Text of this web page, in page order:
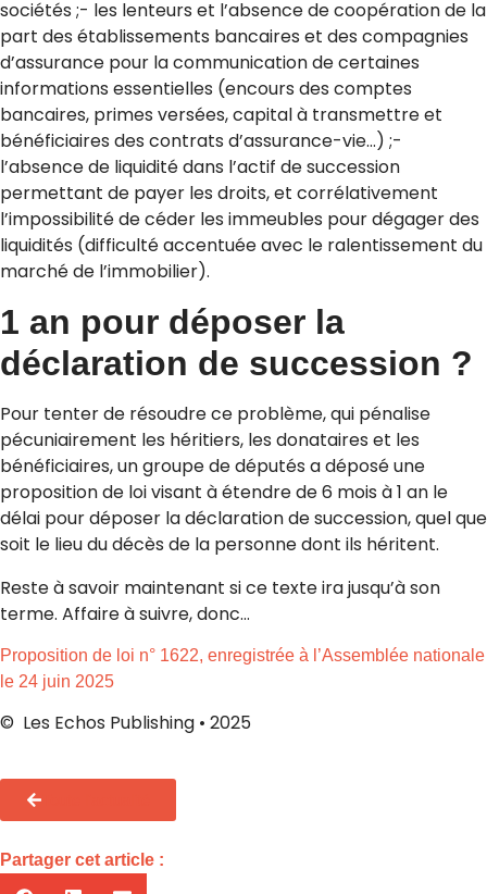
sociétés ;- les lenteurs et l’absence de coopération de la
part des établissements bancaires et des compagnies
d’assurance pour la communication de certaines
informations essentielles (encours des comptes
bancaires, primes versées, capital à transmettre et
bénéficiaires des contrats d’assurance-vie…) ;-
l’absence de liquidité dans l’actif de succession
permettant de payer les droits, et corrélativement
l’impossibilité de céder les immeubles pour dégager des
liquidités (difficulté accentuée avec le ralentissement du
marché de l’immobilier).
1 an pour déposer la
déclaration de succession ?
Pour tenter de résoudre ce problème, qui pénalise
pécuniairement les héritiers, les donataires et les
bénéficiaires, un groupe de députés a déposé une
proposition de loi visant à étendre de 6 mois à 1 an le
délai pour déposer la déclaration de succession, quel que
soit le lieu du décès de la personne dont ils héritent.
Reste à savoir maintenant si ce texte ira jusqu’à son
terme. Affaire à suivre, donc…
Proposition de loi n° 1622, enregistrée à l’Assemblée nationale
le 24 juin 2025
© Les Echos Publishing • 2025
Partager cet article :